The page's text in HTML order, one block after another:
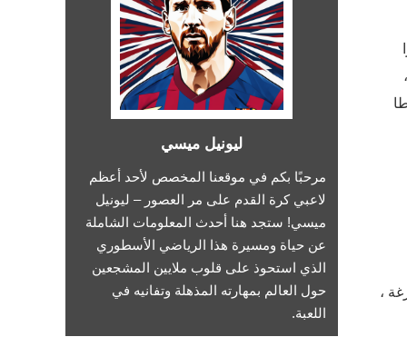
،
ليونيل ميسي
مرحبًا بكم في موقعنا المخصص لأحد أعظم
لاعبي كرة القدم على مر العصور – ليونيل
ميسي! ستجد هنا أحدث المعلومات الشاملة
عن حياة ومسيرة هذا الرياضي الأسطوري
الذي استحوذ على قلوب ملايين المشجعين
حول العالم بمهارته المذهلة وتفانيه في
اللعبة.